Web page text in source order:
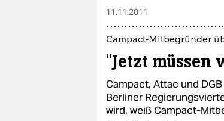
11.11.2011
Campact-Mitbegründer
"Jetzt müssen
Campact, Attac und
Berliner
wird, weiß Campact-